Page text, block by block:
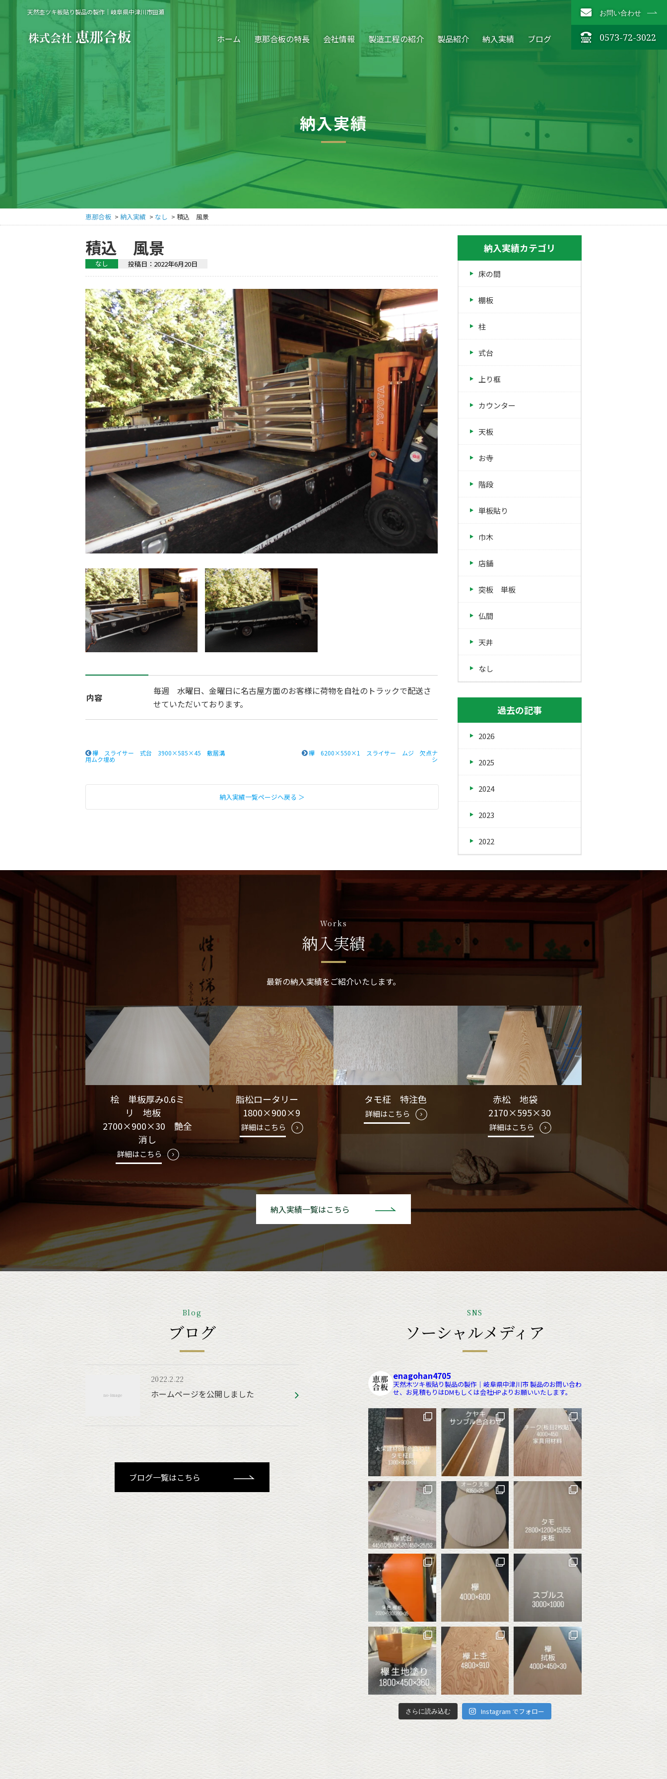
天然杢ツキ板貼り製品の製作｜岐阜県中津川市田瀬
ホーム 恵那合板の特長 会社情報 製造工程の紹介 製品紹介 納入実績 ブログ
お問い合わせ
0573-72-3022
納入実績
恵那合板 > 納入実績 > なし > 積込 風景
積込 風景
なし 投稿日： 2022年6月20日
内容
毎週 水曜日、金曜日に名古屋方面のお客様に荷物を自社のトラックで配送さ
せていただいております。
欅 スライサー 式台 3900×585×45 敷居溝
用ムク埋め
欅 6200×550×1 スライサー ムジ 欠点ナ
シ
納入実績一覧ページへ戻る ＞
納入実績カテゴリ
床の間
棚板
柱
式台
上り框
カウンター
天板
お寺
階段
単板貼り
巾木
店舗
突板 単板
仏間
天井
なし
過去の記事
2026
2025
2024
2023
2022
Works
納入実績
最新の納入実績をご紹介いたします。
桧 単板厚み0.6ミ
リ 地板
2700×900×30 艶全
消し
詳細はこちら
脂松ロータリー
1800×900×9
詳細はこちら
タモ柾 特注色
詳細はこちら
赤松 地袋
2170×595×30
詳細はこちら
納入実績一覧はこちら
Blog
ブログ
2022.2.22
ホームページを公開しました
ブログ一覧はこちら
SNS
ソーシャルメディア
enagohan4705
天然木ツキ板貼り製品の製作｜岐阜県中津川市製品のお問い合わ
せ、お見積もりはDMもしくは会社HPよりお願いいたします。
さらに読み込む Instagram でフォロー